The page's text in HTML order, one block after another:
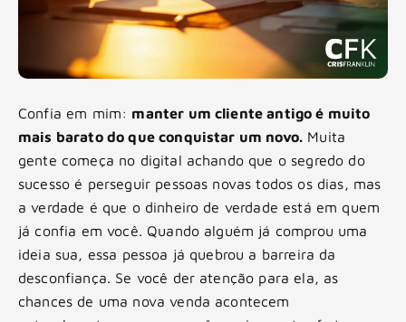
Confia em mim: manter um cliente antigo é muito
mais barato do que conquistar um novo. Muita
gente começa no digital achando que o segredo do
sucesso é perseguir pessoas novas todos os dias, mas
a verdade é que o dinheiro de verdade está em quem
já confia em você. Quando alguém já comprou uma
ideia sua, essa pessoa já quebrou a barreira da
desconfiança. Se você der atenção para ela, as
chances de uma nova venda acontecem